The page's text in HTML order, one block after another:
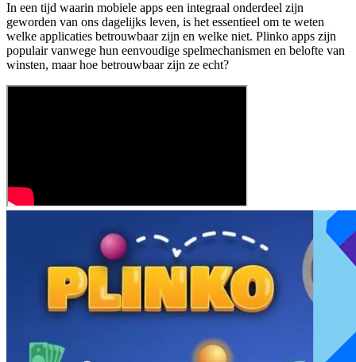
In een tijd waarin mobiele apps een integraal onderdeel zijn
geworden van ons dagelijks leven, is het essentieel om te weten
welke applicaties betrouwbaar zijn en welke niet. Plinko apps zijn
populair vanwege hun eenvoudige spelmechanismen en belofte van
winsten, maar hoe betrouwbaar zijn ze echt?